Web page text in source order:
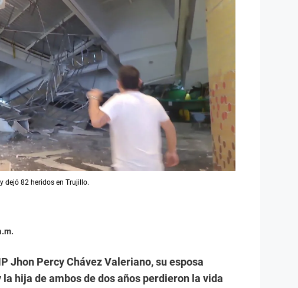
dejó 82 heridos en Trujillo.
Jhon Percy Chávez Valeriano, su esposa
la hija de ambos de dos años perdieron la vida